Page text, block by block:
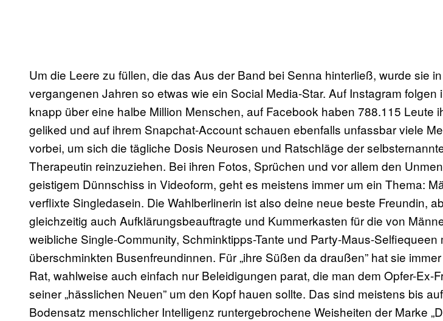
Um die Leere zu füllen, die das Aus der Band bei Senna hinterließ, wurde sie
vergangenen Jahren so etwas wie ein Social Media-Star. Auf Instagram folgen
knapp über eine halbe Million Menschen, auf Facebook haben 788.115 Leute
geliked und auf ihrem Snapchat-Account schauen ebenfalls unfassbar viele
vorbei, um sich die tägliche Dosis Neurosen und Ratschläge der
Therapeutin reinzuziehen. Bei ihren Fotos, Sprüchen und vor allem den
geistigem Dünnschiss in Videoform, geht es meistens immer um ein Thema:
verflixte Singledasein. Die Wahlberlinerin ist also deine neue beste Freundin,
gleichzeitig auch Aufklärungsbeauftragte und Kummerkasten für die von
weibliche Single-Community, Schminktipps-Tante und Party-Maus-Selfiequeen
überschminkten Busenfreundinnen. Für „ihre Süßen da draußen” hat sie
Rat, wahlweise auch einfach nur Beleidigungen parat, die man dem Opfer-Ex-
seiner „hässlichen Neuen” um den Kopf hauen sollte. Das sind meistens bis
Bodensatz menschlicher Intelligenz runtergebrochene Weisheiten der Marke